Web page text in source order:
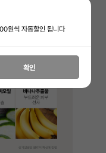
원씩 자동할인 됩니다
확인